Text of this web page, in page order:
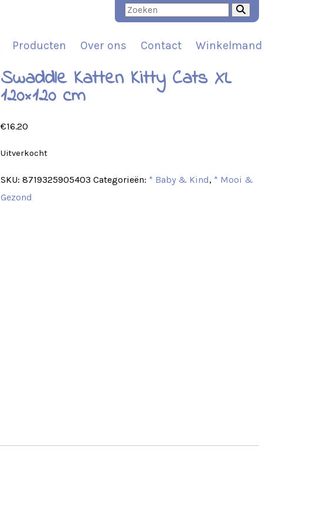
Producten Over ons Contact Winkelmand
Swaddle Katten Kitty Cats XL
120×120 cm
€16.20
Uitverkocht
SKU:8719325905403 Categorieën: * Baby & Kind, * Mooi &
Gezond